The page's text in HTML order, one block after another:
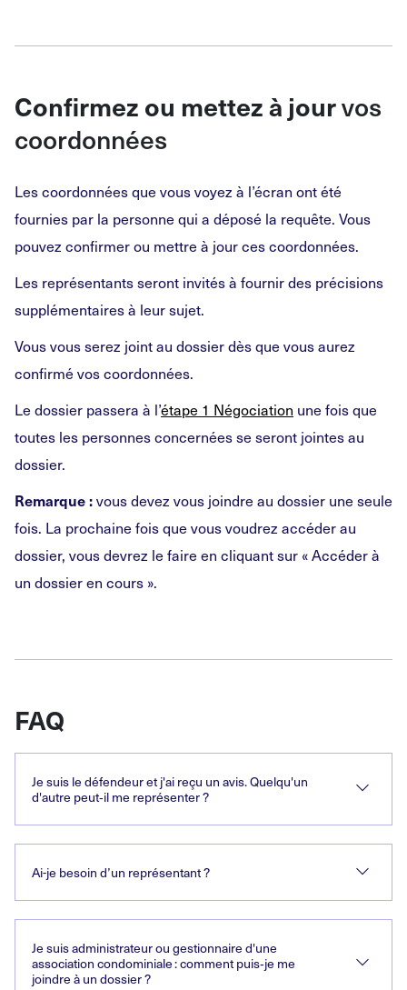
Confirmez ou mettez à jourvos
coordonnées
Les coordonnées que vous voyez à l’écran ont été
fournies par la personne qui a déposé la requête. Vous
pouvez confirmer ou mettre à jour ces coordonnées.
Les représentants seront invités à fournir des précisions
supplémentaires à leur sujet.
Vous vous serez joint au dossier dès que vous aurez
confirmé vos coordonnées.
Le dossier passera à l’étape 1 Négociation une fois que
toutes les personnes concernées se seront jointes au
dossier.
Remarque :vous devez vous joindre au dossier une seule
fois. La prochaine fois que vous voudrez accéder au
dossier, vous devrez le faire en cliquant sur « Accéder à
un dossier en cours ».
FAQ
Je suis le défendeur et j'ai reçu un avis. Quelqu'un
d'autre peut‑il me représenter?
Ai-je besoin d’un représentant?
Je suis administrateur ou gestionnaire d'une
association condominiale : comment puis‑je me
joindre à un dossier?